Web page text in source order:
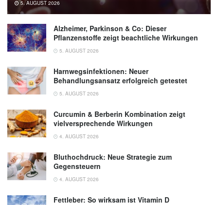
5. AUGUST 2026
Alzheimer, Parkinson & Co: Dieser
Pflanzenstoffe zeigt beachtliche Wirkungen
5. AUGUST 2026
Harnwegsinfektionen: Neuer
Behandlungsansatz erfolgreich getestet
5. AUGUST 2026
Curcumin & Berberin Kombination zeigt
vielversprechende Wirkungen
4. AUGUST 2026
Bluthochdruck: Neue Strategie zum
Gegensteuern
4. AUGUST 2026
Fettleber: So wirksam ist Vitamin D